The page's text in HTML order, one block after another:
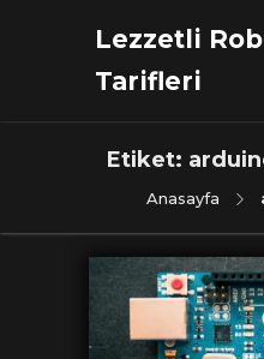
Lezzetli
Tarifleri
Etiket:
Anasayfa